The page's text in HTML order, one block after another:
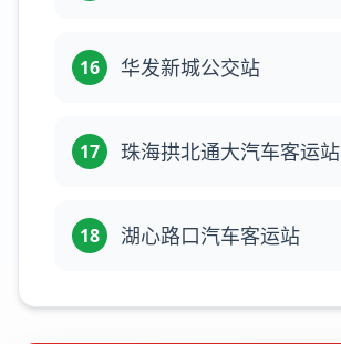
16 华发新城公交站
17 珠海拱北通大汽车客运站
18 湖心路口汽车客运站